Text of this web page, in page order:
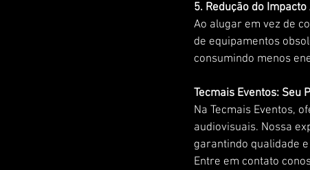
5. Redução do
Ao alugar em vez de
de equipamentos
consumindo menos
Tecmais Eventos: Seu
Na Tecmais Eventos,
audiovisuais. Nossa
garantindo qualidade
Entre em contato